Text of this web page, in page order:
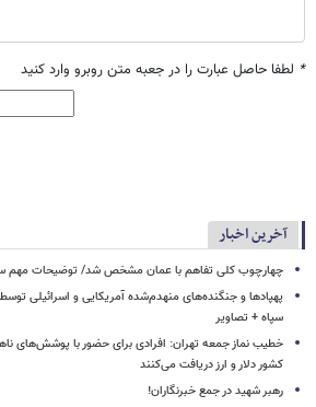
* لطفا حاصل عبارت را در جعبه متن روبرو وارد کنید
آخرین اخبار
چهارچوب کلی تفاهم با عمان مشخص شد/ توضیحات مهم
پهپادها و جنگنده‌های منهدم‌شده آمریکایی و اسرائیلی
سپاه + تصاویر
خطیب نماز جمعه تهران: افرادی برای حضور با پوشش‌های
کشور دلار و ارز دریافت می‌کنند
رهبر شهید در جمع خبرنگاران!